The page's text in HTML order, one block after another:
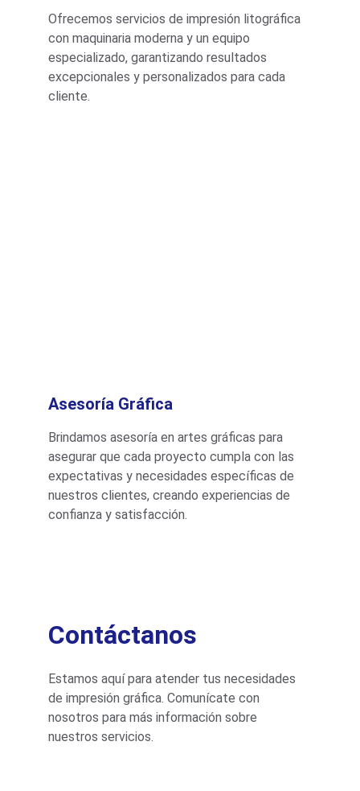
Ofrecemos servicios de impresión litográfica
con maquinaria moderna y un equipo
especializado, garantizando resultados
excepcionales y personalizados para cada
cliente.
Asesoría Gráfica
Brindamos asesoría en artes gráficas para
asegurar que cada proyecto cumpla con las
expectativas y necesidades específicas de
nuestros clientes, creando experiencias de
confianza y satisfacción.
Contáctanos
Estamos aquí para atender tus necesidades
de impresión gráfica. Comunícate con
nosotros para más información sobre
nuestros servicios.